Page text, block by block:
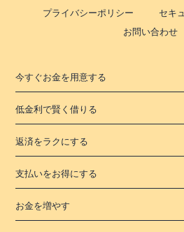
プライバシーポリシー
セキ
お問い合わせ
今すぐお金を用意する
低金利で賢く借りる
返済をラクにする
支払いをお得にする
お金を増やす